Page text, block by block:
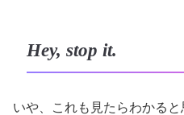
Hey, stop it.
いや、これも見たらわかる